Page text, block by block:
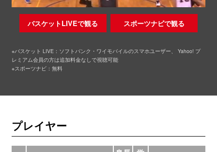
バスケットLIVEで観る スポーツナビで観る
※バスケット LIVE：ソフトバンク・ワイモバイルのスマホユーザー、 Yahoo! プ
レミアム会員の方は追加料金なしで視聴可能
※スポーツナビ：無料
プレイヤー